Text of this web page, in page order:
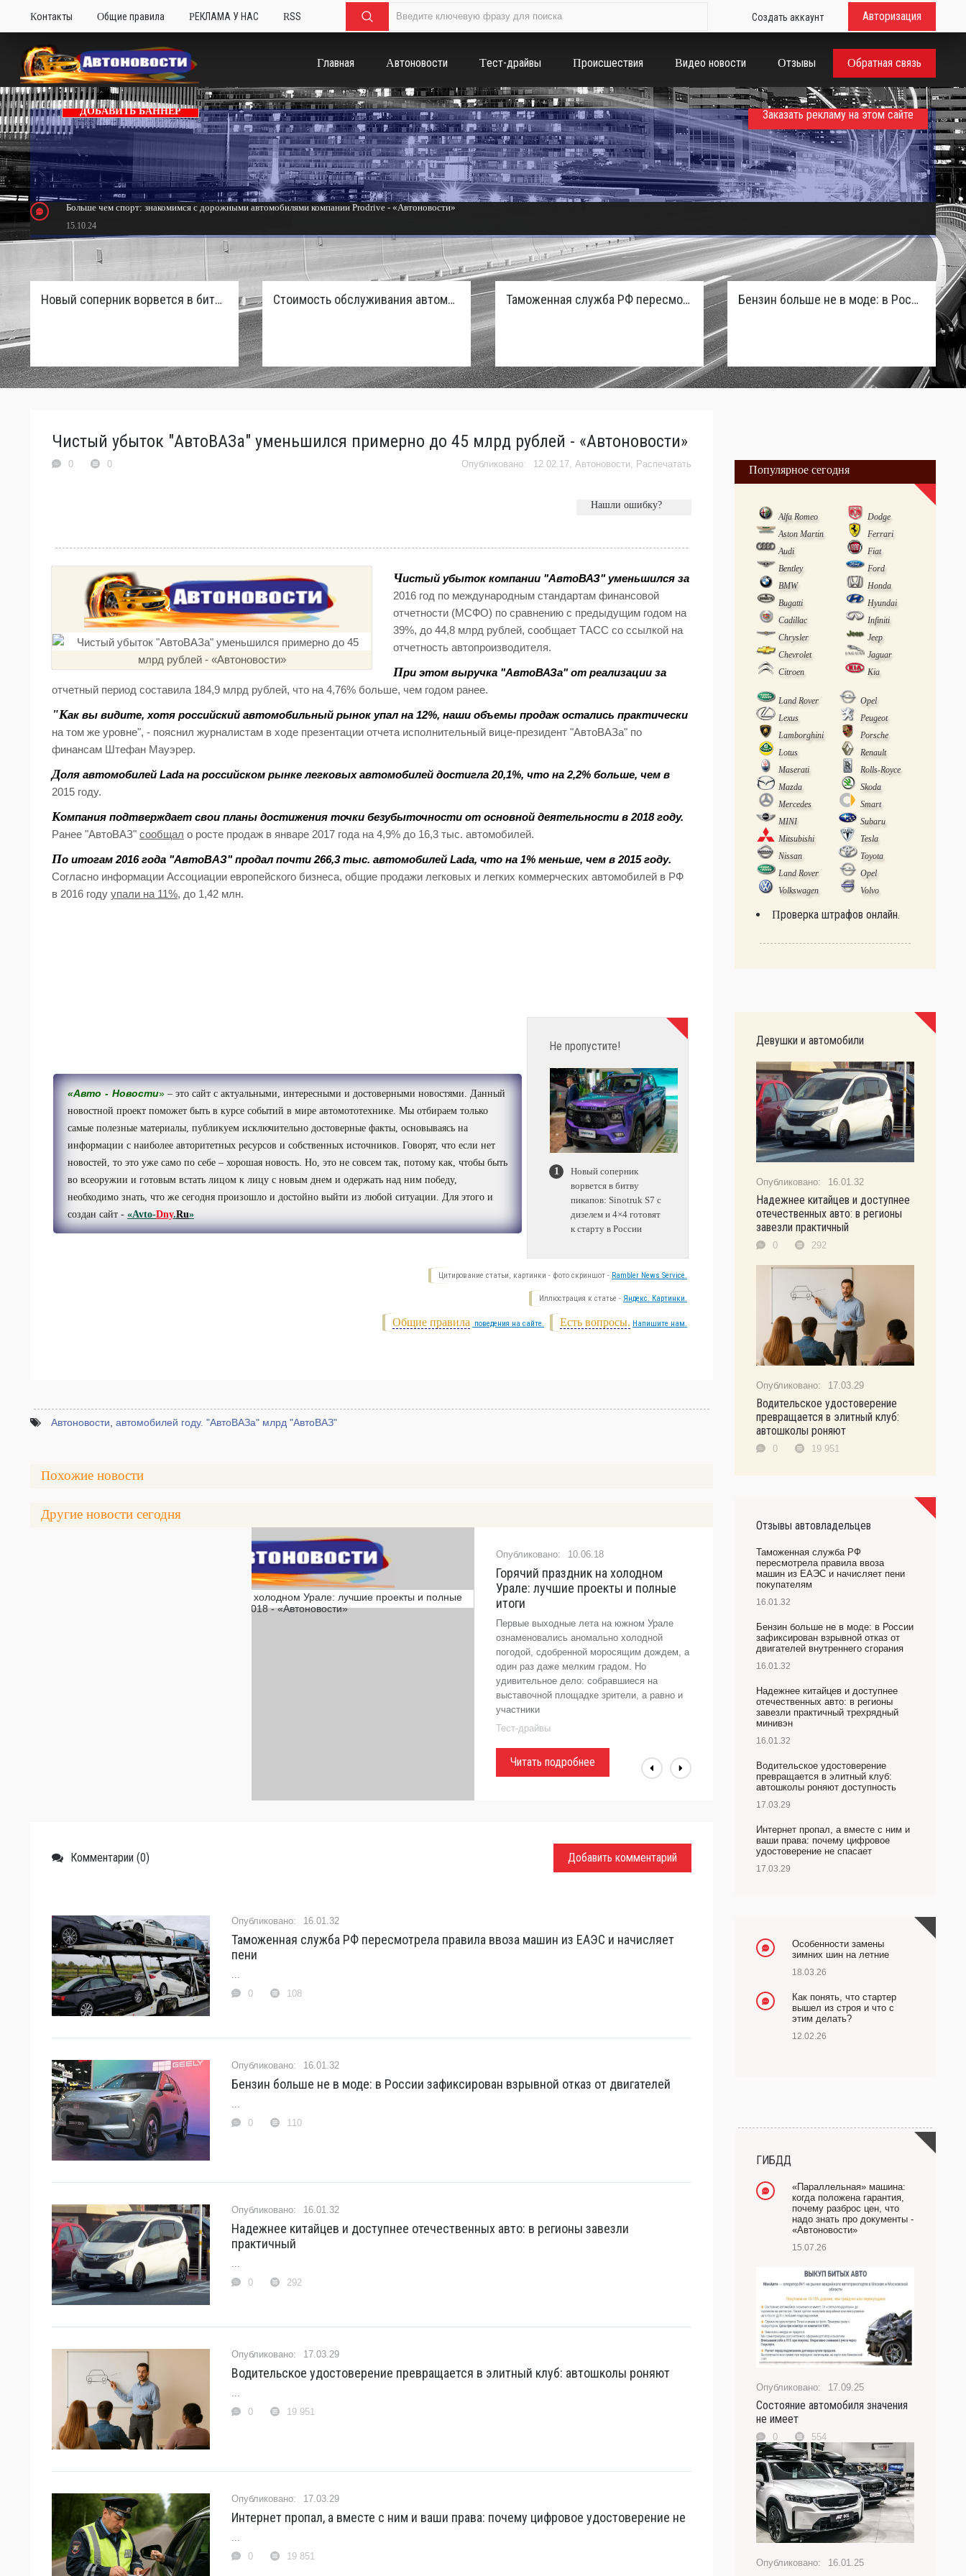
Контакты Общие правила РЕКЛАМА У НАС RSS Создать аккаунт Авторизация
Главная Автоновости Тест-драйвы Происшествия Видео новости Отзывы Обратная связь
ДОБАВИТЬ БАННЕР
Больше чем спорт: знакомимся с дорожными автомобилями компании Prodrive - «Автоновости»
15.10.24
Тюнинг Mitsubishi Eclipse. Самый быстрый передний привод России с бензиновым мотором - «Тюнинг и автоспорт»
Заказать рекламу на этом сайте
Новый соперник ворвется в битву пикапов: Sinotruk S7 с дизелем и 4×4 готовят к старту в России Стоимость обслуживания автомобилей в России вырастет из-за дефицита кадров Таможенная служба РФ пересмотрела правила ввоза машин из ЕАЭС и начисляет пени покупателям Бензин больше не в моде: в России зафиксирован взрывной отказ от двигателей внутреннего сгорания
Чистый убыток "АвтоВАЗа" уменьшился примерно до 45 млрд рублей - «Автоновости»
12.02.17, Автоновости, Распечатать
0 0
Нашли ошибку?
Чистый убыток компании "АвтоВАЗ" уменьшился за
2016 год по международным стандартам финансовой
отчетности (МСФО) по сравнению с предыдущим годом на
39%, до 44,8 млрд рублей, сообщает ТАСС со ссылкой на
отчетность автопроизводителя.
При этом выручка "АвтоВАЗа" от реализации за
отчетный период составила 184,9 млрд рублей, что на 4,76% больше, чем годом ранее.
"Как вы видите, хотя российский автомобильный рынок упал на 12%, наши объемы продаж остались практически
на том же уровне", - пояснил журналистам в ходе презентации отчета исполнительный вице-президент "АвтоВАЗа" по
финансам Штефан Мауэрер.
Доля автомобилей Lada на российском рынке легковых автомобилей достигла 20,1%, что на 2,2% больше, чем в
2015 году.
Компания подтверждает свои планы достижения точки безубыточности от основной деятельности в 2018 году.
Ранее "АвтоВАЗ" сообщал о росте продаж в январе 2017 года на 4,9% до 16,3 тыс. автомобилей.
По итогам 2016 года "АвтоВАЗ" продал почти 266,3 тыс. автомобилей Lada, что на 1% меньше, чем в 2015 году.
Согласно информации Ассоциации европейского бизнеса, общие продажи легковых и легких коммерческих автомобилей в РФ
в 2016 году упали на 11%, до 1,42 млн.
Не пропустите!
Новый соперник
ворвется в битву
пикапов: Sinotruk S7 с
дизелем и 4×4 готовят
к старту в России
«Авто -Новости» – это сайт с актуальными, интересными и достоверными новостями. Данный
новостной проект поможет быть в курсе событий в мире автомототехнике. Мы отбираем только
самые полезные материалы, публикуем исключительно достоверные факты, основываясь на
информации с наиболее авторитетных ресурсов и собственных источников. Говорят, что если нет
новостей, то это уже само по себе – хорошая новость. Но, это не совсем так, потому как, чтобы быть
во всеоружии и готовым встать лицом к лицу с новым днем и одержать над ним победу,
необходимо знать, что же сегодня произошло и достойно выйти из любой ситуации. Для этого и
создан сайт - «Avto-Dny.Ru»
Цитирование статьи, картинки - фото скриншот - Rambler News Service.
Иллюстрация к статье - Яндекс. Картинки.
Есть вопросы. Напишите нам.
Общие правила поведения на сайте.
Автоновости автомобилей году. "АвтоВАЗа" млрд "АвтоВАЗ"
Похожие новости
Другие новости сегодня
10.06.18
Горячий праздник на холодном
Урале: лучшие проекты и полные
итоги
Первые выходные лета на южном Урале
ознаменовались аномально холодной
погодой, сдобренной моросящим дождем, а
один раз даже мелким градом. Но
удивительное дело: собравшиеся на
выставочной площадке зрители, а равно и
участники
Тест-драйвы
Читать подробнее
Комментарии (0) Добавить комментарий
16.01.32
Таможенная служба РФ пересмотрела правила ввоза машин из ЕАЭС и начисляет
пени
...
0
108
16.01.32
Бензин больше не в моде: в России зафиксирован взрывной отказ от двигателей
...
0
110
16.01.32
Надежнее китайцев и доступнее отечественных авто: в регионы завезли
практичный
...
0
292
17.03.29
Водительское удостоверение превращается в элитный клуб: автошколы роняют
...
0
19 951
17.03.29
Интернет пропал, а вместе с ним и ваши права: почему цифровое удостоверение не
...
0
19 851
Популярное сегодня
Alfa Romeo
Dodge
Aston Martin
Ferrari
Audi
Fiat
Bentley
Ford
BMW
Honda
Bugatti
Hyundai
Cadillac
Infiniti
Chrysler
Jeep
Chevrolet
Jaguar
Citroen
Kia
Land Rover
Opel
Lexus
Peugeot
Lamborghini
Porsche
Lotus
Renault
Maserati
Rolls-Royce
Mazda
Skoda
Mercedes
Smart
MINI
Subaru
Mitsubishi
Tesla
Nissan
Toyota
Land Rover
Opel
Volkswagen
Volvo
Проверка штрафов онлайн.
Девушки и автомобили
16.01.32
Надежнее китайцев и доступнее
отечественных авто: в регионы
завезли практичный
0 292
17.03.29
Водительское удостоверение
превращается в элитный клуб:
автошколы роняют
0 19 951
Отзывы автовладельцев
Таможенная служба РФ
пересмотрела правила ввоза
машин из ЕАЭС и начисляет пени
покупателям
16.01.32
Бензин больше не в моде: в России
зафиксирован взрывной отказ от
двигателей внутреннего сгорания
16.01.32
Надежнее китайцев и доступнее
отечественных авто: в регионы
завезли практичный трехрядный
минивэн
16.01.32
Водительское удостоверение
превращается в элитный клуб:
автошколы роняют доступность
17.03.29
Интернет пропал, а вместе с ним и
ваши права: почему цифровое
удостоверение не спасает
17.03.29
Особенности замены
зимних шин на летние
18.03.26
Как понять, что стартер
вышел из строя и что с
этим делать?
12.02.26
ГИБДД
«Параллельная» машина:
когда положена гарантия,
почему разброс цен, что
надо знать про документы -
«Автоновости»
15.07.26
17.09.25
Состояние автомобиля значения
не имеет
0 554
16.01.25